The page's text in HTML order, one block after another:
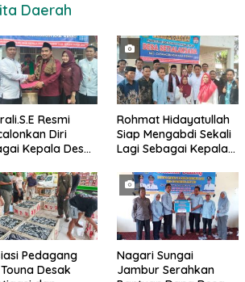
Daerah
Resmi
Diri
Kepala Desa
Rohmat Hidayatullah
Siap Mengabdi Sekali
Lagi Sebagai Kepala
Pedagang
Desak
Nagari Sungai
Jambur Serahkan